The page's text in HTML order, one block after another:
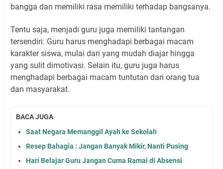
bangga dan memiliki rasa memiliki terhadap bangsanya.
Tentu saja, menjadi guru juga memiliki tantangan
tersendiri. Guru harus menghadapi berbagai macam
karakter siswa, mulai dari yang mudah diajar hingga
yang sulit dimotivasi. Selain itu, guru juga harus
menghadapi berbagai macam tuntutan dari orang tua
dan masyarakat.
BACA JUGA
Saat Negara Memanggil Ayah ke Sekolah
Resep Bahagia : Jangan Banyak Mikir, Nanti Pusing
Hari Belajar Guru Jangan Cuma Ramai di Absensi